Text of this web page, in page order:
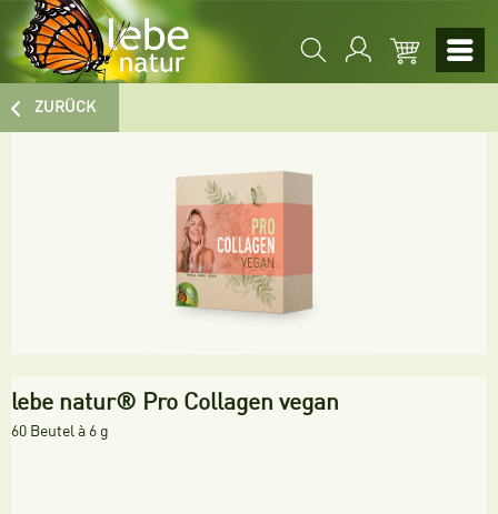
ZURÜCK
lebe natur® Pro Collagen vegan
60 Beutel à 6 g